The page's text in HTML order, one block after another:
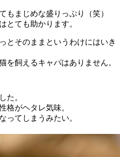
もまじめな盛りっぷり（笑）
とても助かります。
とそのままというわけにはいき
を飼えるキャパはありません。
た。
格がヘタレ気味。
ってしまうみたい。